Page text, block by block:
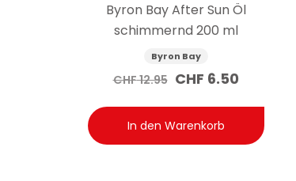
Byron Bay After Sun Öl
schimmernd 200 ml
Byron Bay
CHF12.95 Ursprünglicher
war:
CHF 6.50Aktueller
CHF 6.50.
In den Warenkorb